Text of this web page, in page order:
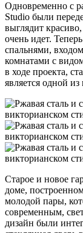
Одновременно с
Studio были
выглядит
очень идет.
спальнями,
комнатами с
в ходе проекта,
является одной
Старое и новое
доме,
молодой пары,
современным,
дизайн были